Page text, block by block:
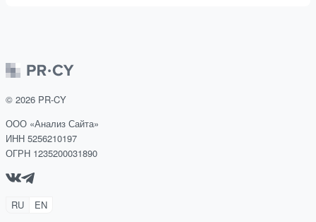
© 2026 PR-CY
ООО «Анализ Сайта»
ИНН 5256210197
ОГРН 1235200031890
RU EN